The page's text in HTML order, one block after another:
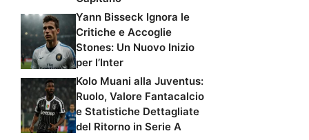
Yann Bisseck Ignora le
Critiche e Accoglie
Stones: Un Nuovo Inizio
per l’Inter
Kolo Muani alla Juventus:
Ruolo, Valore Fantacalcio
e Statistiche Dettagliate
del Ritorno in Serie A